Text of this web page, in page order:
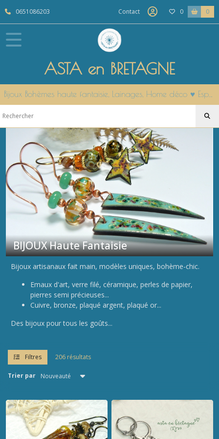
0651086203 Contact 0 0
ASTA en BRETAGNE
Bijoux Bohèmes haute fantaisie, Lainages, Home déco ♥ Esprit Nature & Cocooning Côté Ouest ♥ Modèles uniques fait main en Bretagne
BIJOUX Haute Fantaisie
Bijoux artisanaux fait main, modèles uniques, bohème-chic.
Emaux d'art, verre filé, céramique, perles de papier,
pierres semi précieuses...
Cuivre, bronze, plaqué argent, plaqué or...
Des bijoux pour tous les goûts...
Filtres 206 résultats
Trier par
Fermer
FILTRES
BIJOUX
d'oreilles
(168)
Colliers
(14)
sacs
-
Porte
clés
Marque-
(3)
Broches
(4)
(2)
Parures